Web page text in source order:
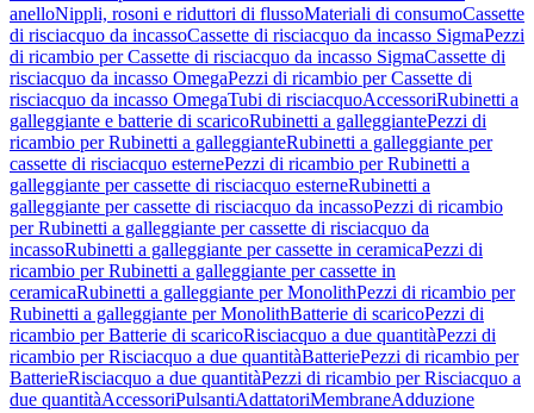
anelloNippli, rosoni e riduttori di flussoMateriali di consumoCassette
di risciacquo da incassoCassette di risciacquo da incasso SigmaPezzi
di ricambio per Cassette di risciacquo da incasso SigmaCassette di
risciacquo da incasso OmegaPezzi di ricambio per Cassette di
risciacquo da incasso OmegaTubi di risciacquoAccessoriRubinetti a
galleggiante e batterie di scaricoRubinetti a galleggiantePezzi di
ricambio per Rubinetti a galleggianteRubinetti a galleggiante per
cassette di risciacquo esternePezzi di ricambio per Rubinetti a
galleggiante per cassette di risciacquo esterneRubinetti a
galleggiante per cassette di risciacquo da incassoPezzi di ricambio
per Rubinetti a galleggiante per cassette di risciacquo da
incassoRubinetti a galleggiante per cassette in ceramicaPezzi di
ricambio per Rubinetti a galleggiante per cassette in
ceramicaRubinetti a galleggiante per MonolithPezzi di ricambio per
Rubinetti a galleggiante per MonolithBatterie di scaricoPezzi di
ricambio per Batterie di scaricoRisciacquo a due quantitàPezzi di
ricambio per Risciacquo a due quantitàBatteriePezzi di ricambio per
BatterieRisciacquo a due quantitàPezzi di ricambio per Risciacquo a
due quantitàAccessoriPulsantiAdattatoriMembraneAdduzione